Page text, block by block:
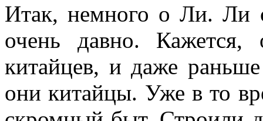
Итак, немного о Ли. Ли
очень давно. Кажется,
китайцев, и даже
они китайцы. Уже в то